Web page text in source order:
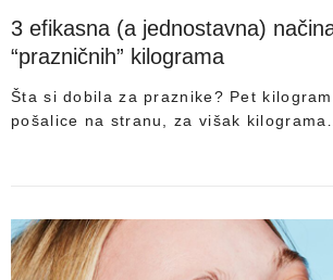
3 efikasna (a jednostavna)
“prazničnih” kilograma
Šta si dobila za praznike? Pet
pošalice na stranu, za višak